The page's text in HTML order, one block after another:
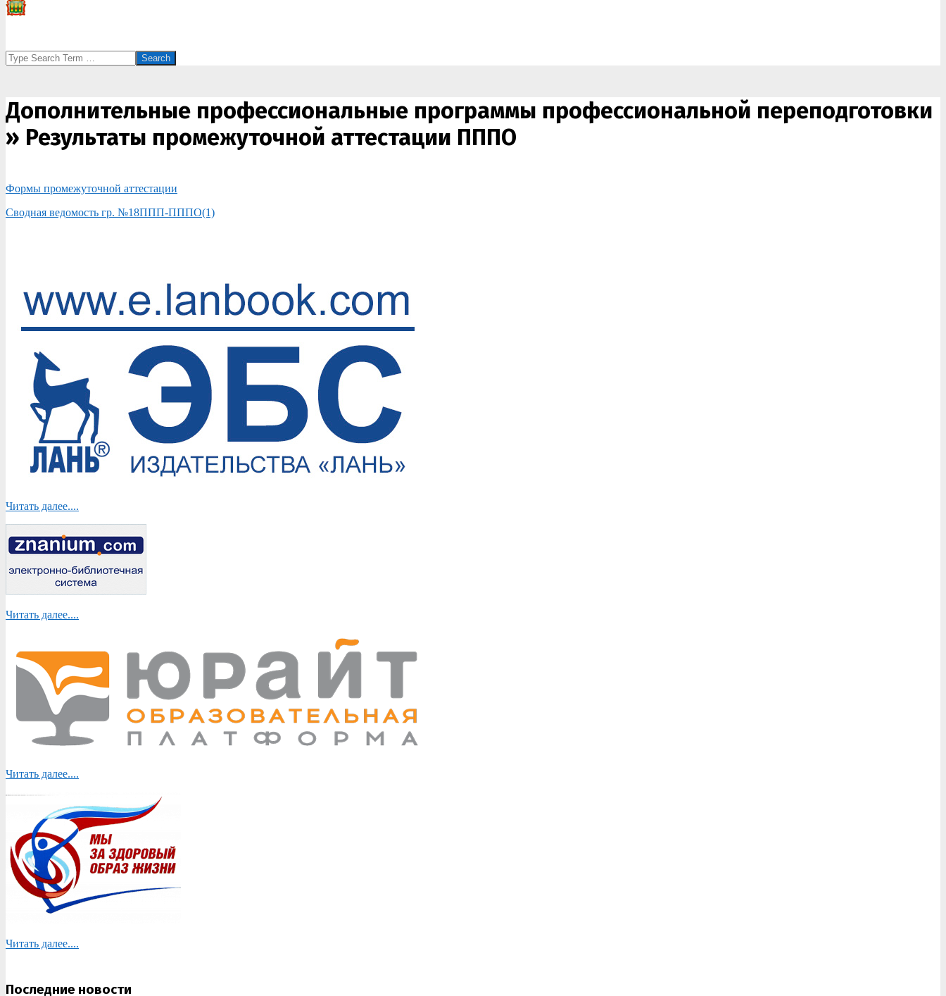
Search
Дополнительные профессиональные программы профессиональной переподготовки
» Результаты промежуточной аттестации ПППО
Формы промежуточной аттестации
Сводная ведомость гр. №18ППП-ПППО(1)
Читать далее....
Читать далее....
Читать далее....
Читать далее....
Последние новости